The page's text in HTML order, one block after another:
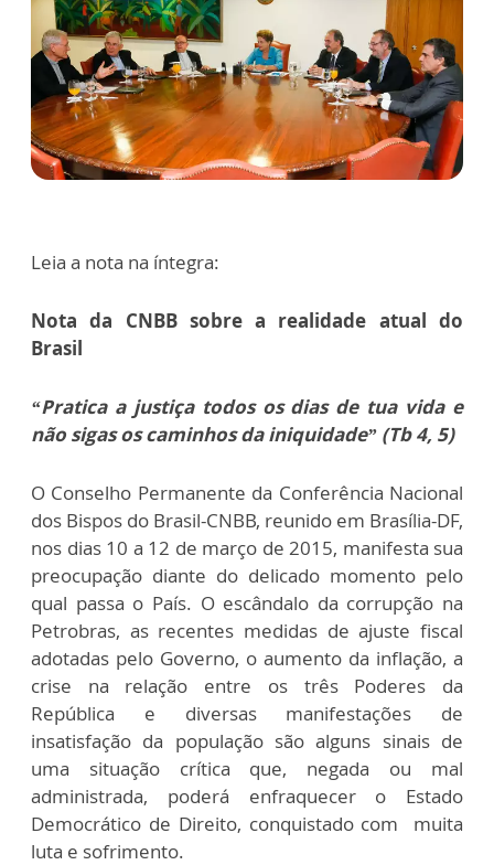
Leia a nota na íntegra:
Nota da CNBB sobre a realidade atual do
Brasil
“Pratica a justiça todos os dias de tua vida e
não sigas os caminhos da iniquidade” (Tb 4, 5)
O Conselho Permanente da Conferência Nacional
dos Bispos do Brasil-CNBB, reunido em Brasília-DF,
nos dias 10 a 12 de março de 2015, manifesta sua
preocupação diante do delicado momento pelo
qual passa o País. O escândalo da corrupção na
Petrobras, as recentes medidas de ajuste fiscal
adotadas pelo Governo, o aumento da inflação, a
crise na relação entre os três Poderes da
República e diversas manifestações de
insatisfação da população são alguns sinais de
uma situação crítica que, negada ou mal
administrada, poderá enfraquecer o Estado
Democrático de Direito, conquistado com muita
luta e sofrimento.